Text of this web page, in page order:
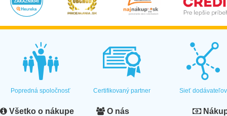
Popredná spoločnosť Certifikovaný partner Sieť dodávateľov
Všetko o nákupe O nás